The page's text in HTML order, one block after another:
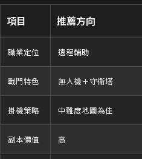
項目 推薦方向
職業定位 遠程輔助
戰鬥特色 無人機＋守衛塔
掛機策略 中難度地圖為佳
副本價值 高